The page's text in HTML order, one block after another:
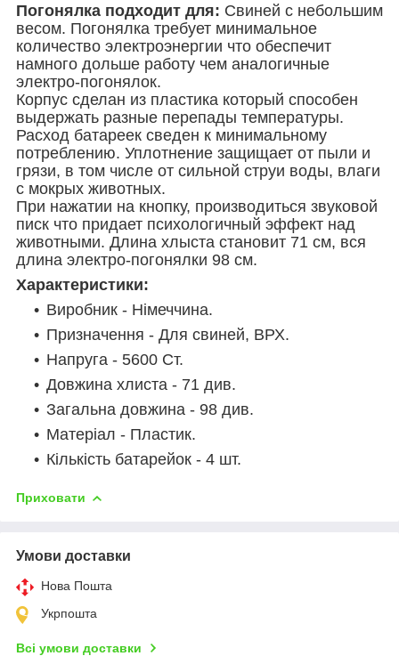
Погонялка подходит для: Свиней с небольшим
весом. Погонялка требует минимальное
количество электроэнергии что обеспечит
намного дольше работу чем аналогичные
электро-погонялок.
Корпус сделан из пластика который способен
выдержать разные перепады температуры.
Расход батареек сведен к минимальному
потреблению. Уплотнение защищает от пыли и
грязи, в том числе от сильной струи воды, влаги
с мокрых животных.
При нажатии на кнопку, производиться звуковой
писк что придает психологичный эффект над
животными. Длина хлыста становит 71 см, вся
длина электро-погонялки 98 см.
Характеристики:
Виробник - Німеччина.
Призначення - Для свиней, ВРХ.
Напруга - 5600 Ст.
Довжина хлиста - 71 див.
Загальна довжина - 98 див.
Матеріал - Пластик.
Кількість батарейок - 4 шт.
Приховати
Умови доставки
Нова Пошта
Укрпошта
Всі умови доставки